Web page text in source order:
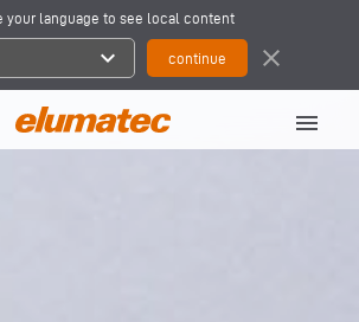
your language to see local content
expand_more close
menu